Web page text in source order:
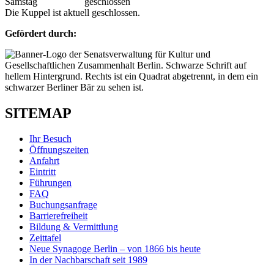
Die Kuppel ist aktuell geschlossen.
Gefördert durch:
SITEMAP
Ihr Besuch
Öffnungszeiten
Anfahrt
Eintritt
Führungen
FAQ
Buchungsanfrage
Barrierefreiheit
Bildung & Vermittlung
Zeittafel
Neue Synagoge Berlin – von 1866 bis heute
In der Nachbarschaft seit 1989